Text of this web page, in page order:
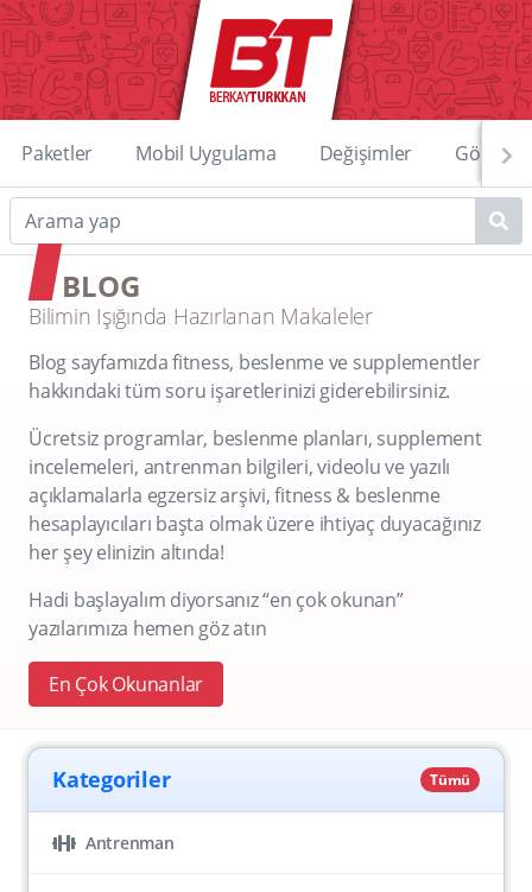
Paketler Mobil Uygulama Değişimler
BLOG
Bilimin Işığında Hazırlanan Makaleler
Blog sayfamızda fitness, beslenme ve supplementler
hakkındaki tüm soru işaretlerinizi giderebilirsiniz.
Ücretsiz programlar, beslenme planları, supplement
incelemeleri, antrenman bilgileri, videolu ve yazılı
açıklamalarla egzersiz arşivi, fitness & beslenme
hesaplayıcıları başta olmak üzere ihtiyaç duyacağınız
her şey elinizin altında!
Hadi başlayalım diyorsanız “en çok okunan”
yazılarımıza hemen göz atın
En Çok Okunanlar
Kategoriler Tümü
Antrenman